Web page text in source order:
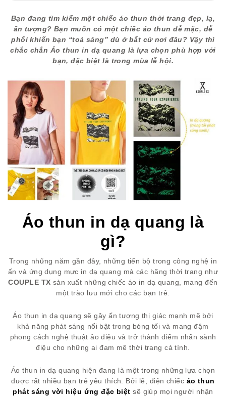
Bạn đang tìm kiếm một chiếc áo thun thời trang đẹp, lạ,
ấn tượng? Bạn muốn có một chiếc áo thun dễ mặc, dễ
phối khiến bạn “toả sáng” dù ở bất cứ nơi đâu? Vậy thì
chắc chắn Áo thun in dạ quang là lựa chọn phù hợp với
bạn, đặc biệt là trong mùa lễ hội.
Áo thun in dạ quang là
gì?
Trong những năm gần đây, những tiến bộ trong công nghệ in
ấn và ứng dụng mực in dạ quang mà các hãng thời trang như
COUPLE TX sản xuất những chiếc áo in dạ quang, mang đến
một trào lưu mới cho các bạn trẻ.
Áo thun in dạ quang sẽ gây ấn tượng thị giác mạnh mẽ bởi
khả năng phát sáng nổi bật trong bóng tối và mang đậm
phong cách nghệ thuật ảo diệu và trở thành điểm nhấn sành
điệu cho những ai đam mê thời trang cá tính.
Áo thun in dạ quang hiện đang là một trong những lựa chọn
được rất nhiều bạn trẻ yêu thích. Bởi lẽ, diện chiếc áo thun
phát sáng vời hiệu ứng đặc biệt sẽ giúp mọi người nhận